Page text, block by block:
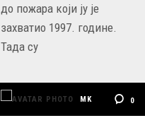
до пожара који ју је
захватио 1997. године.
Тада су
MK 0